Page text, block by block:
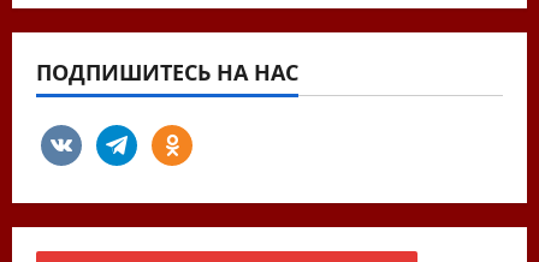
ПОДПИШИТЕСЬ НА НАС
vkontaktetelegramodnoklassniki